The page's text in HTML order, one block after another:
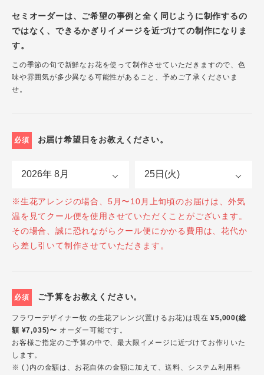
セミオーダーは、ご希望の事例と全く同じように制作するの
ではなく、できるかぎりイメージを近づけての制作になりま
す。
この季節の旬で新鮮なお花を使って制作させていただきますので、色
味や雰囲気が多少異なる可能性があること、予めご了承くださいま
せ。
必須 お届け希望日をお教えください。
※生花アレンジの場合、5月〜10月上旬頃のお届けは、外気
温を見てクール便を使用させていただくことがございます。
その場合、誠に恐れながらクール便にかかる費用は、花代か
ら差し引いて制作させていただきます。
必須 ご予算をお教えください。
フラワーデザイナー牧 の生花アレンジ(置けるお花)は現在¥5,000(総
額 ¥7,035)〜 オーダー可能です。
お客様ご指定のご予算の中で、最大限イメージに近づけてお作りいた
します。
※ ( )内の金額は、お花自体の金額に加えて、送料、システム利用料